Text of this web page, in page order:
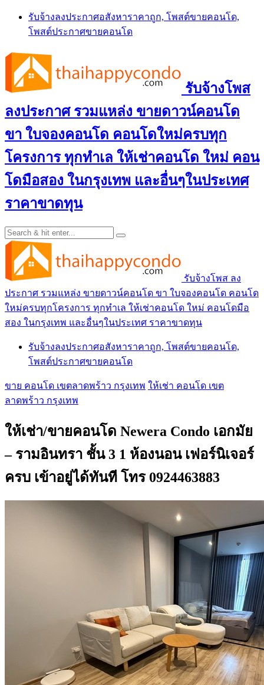
Skip
content
รับจ้างลงประกาศอสังหาราคาถูก, โพสต์ขายคอนโด,
โพสต์ประกาศขายคอนโด
รับจ้างโพส
ลงประกาศ รวมแหล่ง ขายดาวน์คอนโด
ขา ใบจองคอนโด คอนโดใหม่ครบทุก
โครงการ ทุกทำเล ให้เช่าคอนโด ใหม่ คอน
โดมือสอง ในกรุงเทพ และอื่นๆในประเทศ
ราคาขาดทุน
รับจ้างโพส ลง
ประกาศ รวมแหล่ง ขายดาวน์คอนโด ขา ใบจองคอนโด คอนโด
ใหม่ครบทุกโครงการ ทุกทำเล ให้เช่าคอนโด ใหม่ คอนโดมือ
สอง ในกรุงเทพ และอื่นๆในประเทศ ราคาขาดทุน
รับจ้างลงประกาศอสังหาราคาถูก, โพสต์ขายคอนโด,
โพสต์ประกาศขายคอนโด
ขาย คอนโด เขตลาดพร้าว กรุงเทพ ให้เช่า คอนโด เขต
ลาดพร้าว กรุงเทพ
ให้เช่า/ขายคอนโด Newera Condo เอกมัย
– รามอินทรา ชั้น 3 1 ห้องนอน เฟอร์นิเจอร์
ครบ เข้าอยู่ได้ทันที โทร 0924463883